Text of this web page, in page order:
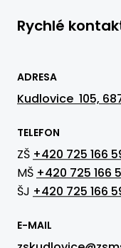
Rychlé
ADRESA
Kudlovice 105,
TELEFON
ZŠ +420 725 166
MŠ +420 725 166
ŠJ +420 725 166
E-MAIL